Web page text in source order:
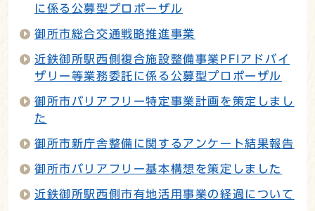
に係る公募型プロポーザル
御所市総合交通戦略推進事業
近鉄御所駅西側複合施設整備事業PFIアドバイ
ザリー等業務委託に係る公募型プロポーザル
御所市バリアフリー特定事業計画を策定しまし
た
御所市新庁舎整備に関するアンケート結果報告
御所市バリアフリー基本構想を策定しました
近鉄御所駅西側市有地活用事業の経過について